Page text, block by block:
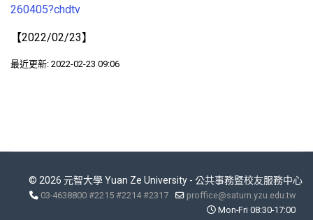
260405?chdtv
【2022/02/23】
最近更新: 2022-02-23 09:06
© 2026 元智大學 Yuan Ze University - 公共事務暨校友服務中心
03-4638800 #2215 #2214 #2317
proffice@saturn.yzu.edu.tw
Mon-Fri 08:30-17:00